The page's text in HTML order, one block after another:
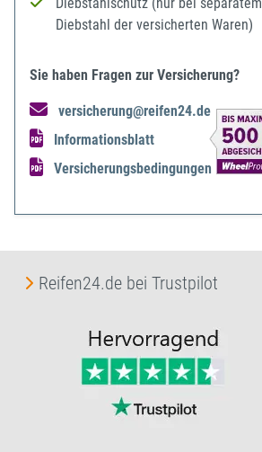
Diebstahl der versicherten Waren)
Sie haben Fragen zur Versicherung?
versicherung@reifen24.de
Informationsblatt
Versicherungsbedingungen
Reifen24.de bei Trustpilot